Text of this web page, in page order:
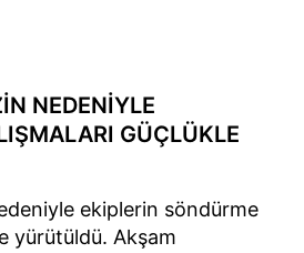
NEDENİYLE
GÜÇLÜKLE
ekiplerin söndürme
yürütüldü. Akşam